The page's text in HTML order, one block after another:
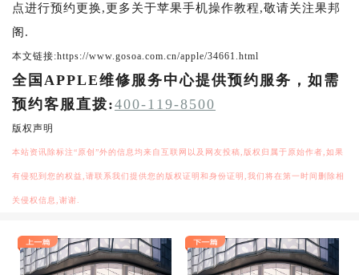
点进行预约更换,更多关于苹果手机操作教程,敬请关注果邦
阁.
本文链接:https://www.gosoa.com.cn/apple/34661.html
全国APPLE维修服务中心提供预约服务，如需
预约客服直拨:400-119-8500
版权声明
本站资讯除标注“原创”外的信息均来自互联网以及网友投稿,版权归属于原始作者,如果
有侵犯到您的权益,请联系我们提供您的版权证明和身份证明,我们将在第一时间删除相
关侵权信息,谢谢.